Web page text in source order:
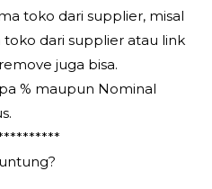
toko dari supplier, misal
toko dari supplier atau link
juga bisa.
% maupun Nominal